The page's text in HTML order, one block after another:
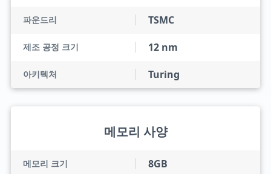
파운드리 TSMC
제조 공정 크기 12 nm
아키텍처 Turing
메모리 사양
메모리 크기 8GB